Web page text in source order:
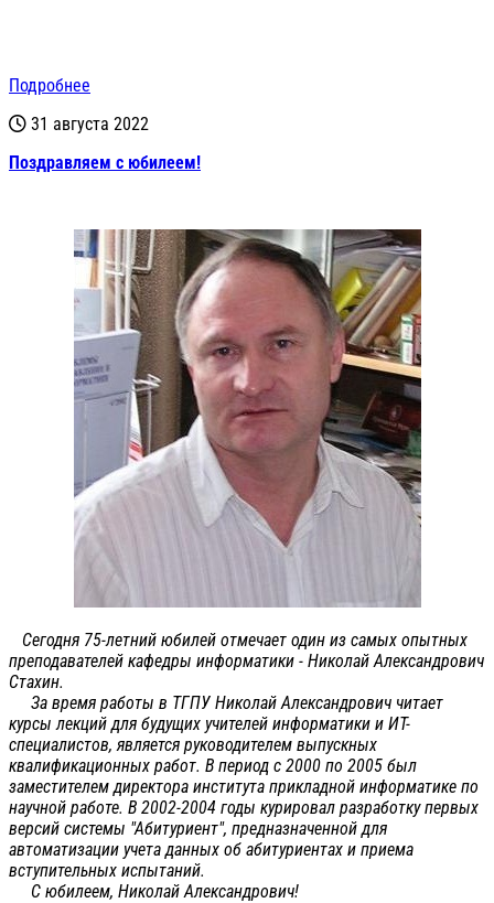
Подробнее
31 августа 2022
Поздравляем с юбилеем!
Сегодня 75-летний юбилей отмечает один из самых опытных
преподавателей кафедры информатики - Николай Александрович
Стахин.
За время работы в ТГПУ Николай Александрович читает
курсы лекций для будущих учителей информатики и ИТ-
специалистов, является руководителем выпускных
квалификационных работ. В период с 2000 по 2005 был
заместителем директора института прикладной информатике по
научной работе. В 2002-2004 годы курировал разработку первых
версий системы "Абитуриент", предназначенной для
автоматизации учета данных об абитуриентах и приема
вступительных испытаний.
С юбилеем, Николай Александрович!